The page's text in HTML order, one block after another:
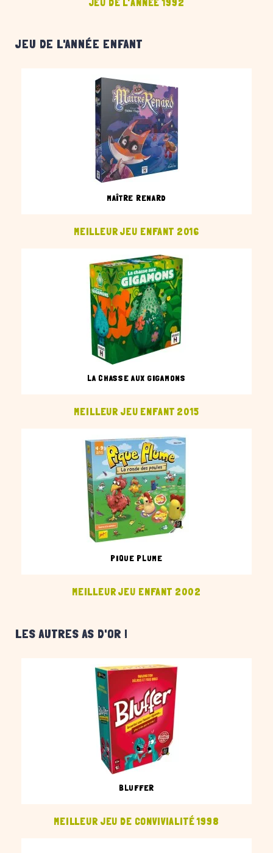
JEU DE L'ANNÉE 1992
JEU DE L'ANNÉE ENFANT
Rupture définitive
MAÎTRE RENARD
MEILLEUR JEU ENFANT 2016
LA CHASSE AUX GIGAMONS
MEILLEUR JEU ENFANT 2015
PIQUE PLUME
MEILLEUR JEU ENFANT 2002
LES AUTRES AS D'OR !
BLUFFER
MEILLEUR JEU DE CONVIVIALITÉ 1998